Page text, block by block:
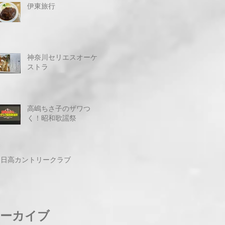
伊東旅行
神奈川セリエスオーケ
ストラ
高嶋ちさ子のザワつ
く！昭和歌謡祭
日高カントリークラブ
カイブ